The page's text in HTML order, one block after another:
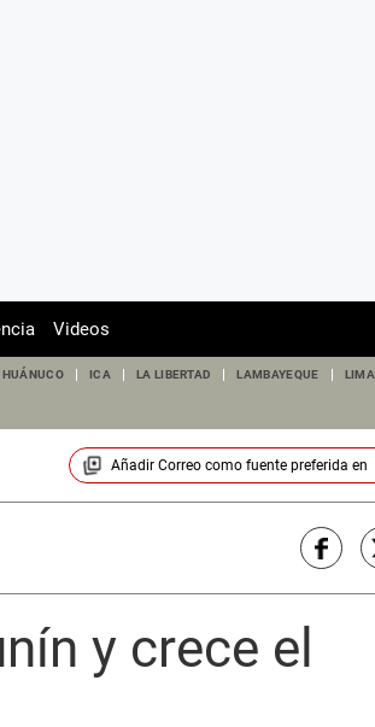
Videos
HUÁNUCO ICA LA LIBERTAD LAMBAYEQUE LIMA
Añadir Correocomo fuente preferida en
y crece el